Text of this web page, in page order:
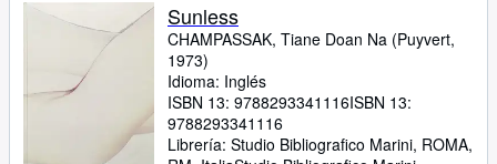
Sunless
CHAMPASSAK, Tiane Doan Na (Puyvert,
1973)
Idioma: Inglés
ISBN 13: 9788293341116ISBN 13:
9788293341116
Librería: Studio Bibliografico Marini, ROMA,